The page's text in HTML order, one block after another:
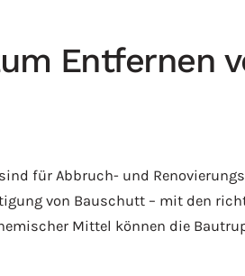
Entfernen
für Abbruch- und
von Bauschutt – mit den
Mittel können die